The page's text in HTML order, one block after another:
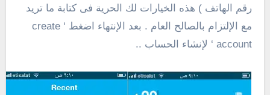
رقم الهاتف ) هذه الخيارات لك الحرية فى كتابة ما تريد
مع الإلتزام بالصالح العام . بعد الإنتهاء اضغط ‘ create
account ‘ لإنشاء الحساب ..